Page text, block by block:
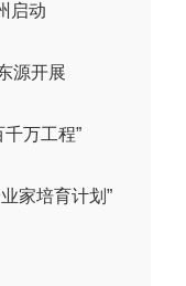
启动
源开展
万工程”
家培育计划”